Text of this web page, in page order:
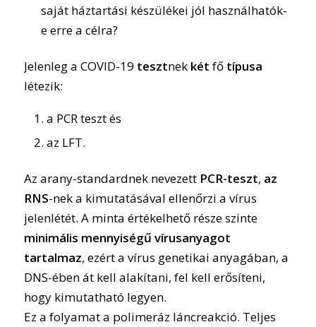
saját háztartási készülékei jól használhatók-
e erre a célra?
Jelenleg a COVID-19 tesztnek két fő típusa
létezik:
a PCR teszt és
az LFT.
Az arany-standardnek nevezett PCR-teszt, az
RNS-nek a kimutatásával ellenőrzi a vírus
jelenlétét. A minta értékelhető része szinte
minimális mennyiségű vírusanyagot
tartalmaz, ezért a vírus genetikai anyagában, a
DNS-ében át kell alakítani, fel kell erősíteni,
hogy kimutatható legyen.
Ez a folyamat a polimeráz láncreakció. Teljes